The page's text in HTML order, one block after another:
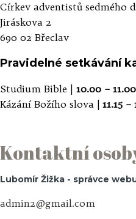
Církev adventistů sedmého
Jiráskova 2
690 02 Břeclav
Pravidelné setkávání
Studium Bible | 10.00 – 11.00
Kázání Božího slova | 11.15 –
Kontaktní
Lubomír Žižka - správce
admin2@gmail.com